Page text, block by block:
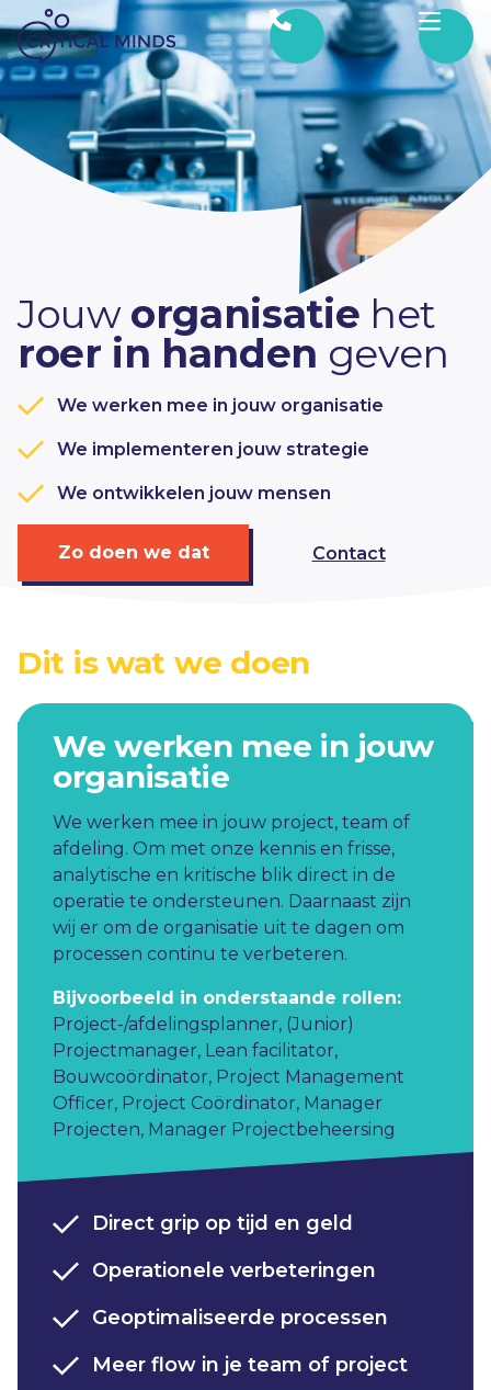
Ga naar de inhoud
Jouw organisatie het
roer in handen geven
We werken mee in jouw organisatie
We implementeren jouw strategie
We ontwikkelen jouw mensen
Zo doen we dat Contact
Dit is wat we doen
We werken mee in jouw
organisatie
We werken mee in jouw project, team of
afdeling. Om met onze kennis en frisse,
analytische en kritische blik direct in de
operatie te ondersteunen. Daarnaast zijn
wij er om de organisatie uit te dagen om
processen continu te verbeteren.
Bijvoorbeeld in onderstaande rollen:
Project-/afdelingsplanner, (Junior)
Projectmanager, Lean facilitator,
Bouwcoördinator, Project Management
Officer, Project Coördinator, Manager
Projecten, Manager Projectbeheersing
Direct grip op tijd en geld
Operationele verbeteringen
Geoptimaliseerde processen
Meer flow in je team of project